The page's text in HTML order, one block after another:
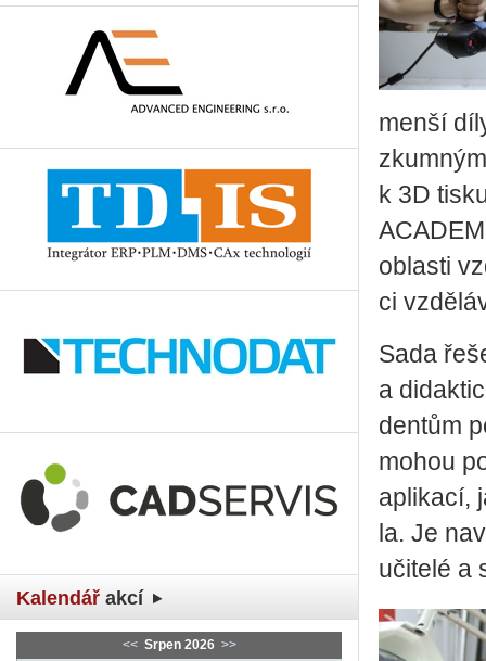
Kalendář akcí
<< Srpen 2026 >>
menší
k 3D
oblasti
ci
Sada
a
den­tům
mohou
apli­ka­cí,
la. Je
uči­te­lé a